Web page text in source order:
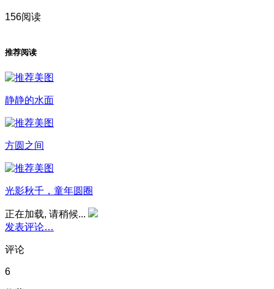
156阅读
推荐阅读
静静的水面
方圆之间
光影秋千，童年圆圈
正在加载, 请稍候...
发表评论…
评论
6